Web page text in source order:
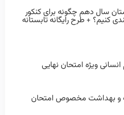
سال دهم چگونه برای کنکور
کنیم؟ + طرح رایگانه تابستانه
ویژه امتحان نهایی
و بهداشت مخصوص امتحان